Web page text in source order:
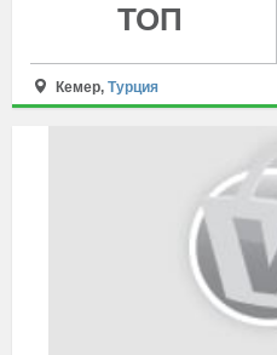
ТОП
Кемер,Турция